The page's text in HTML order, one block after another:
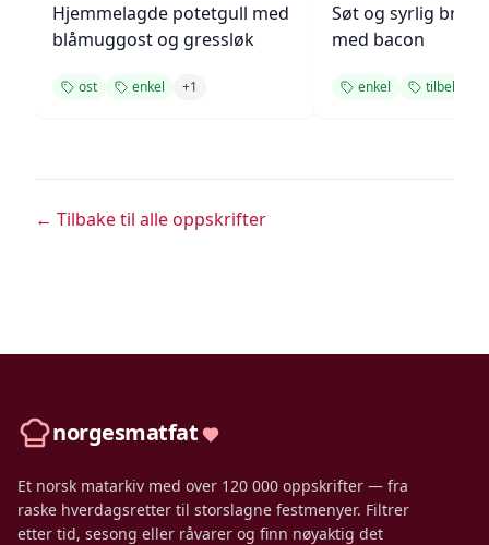
Hjemmelagde potetgull med
blåmuggost og gressløk
ost enkel +1
Søt og syrlig
med bacon
enkel tilbehør
← Tilbake til alle oppskrifter
norgesmatfat
Et norsk matarkiv med over 120 000 oppskrifter — fra
raske hverdagsretter til storslagne festmenyer. Filtrer
etter tid, sesong eller råvarer og finn nøyaktig det